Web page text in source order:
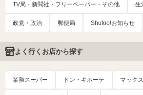
TV局・新聞社・フリーペーパー・その他 生
政党・政治 郵便局 Shufoo!お知らせ
よく行くお店から探す
業務スーパー ドン・キホーテ マック